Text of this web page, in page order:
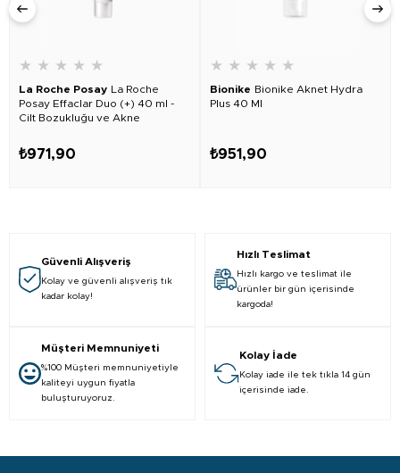
★ ★ ★ ★ ★
La Roche Posay La Roche
Posay Effaclar Duo (+) 40 ml -
Cilt Bozukluğu ve Akne
₺971,90
★ ★ ★ ★ ★
Bionike Bionike Aknet Hydra
Plus 40 Ml
₺951,90
Güvenli Alışveriş
Kolay ve güvenli alışveriş tık
kadar kolay!
Hızlı Teslimat
Hızlı kargo ve teslimat ile
ürünler bir gün içerisinde
kargoda!
Müşteri Memnuniyeti
%100 Müşteri memnuniyetiyle
kaliteyi uygun fiyatla
buluşturuyoruz.
Kolay İade
Kolay iade ile tek tıkla 14 gün
içerisinde iade.